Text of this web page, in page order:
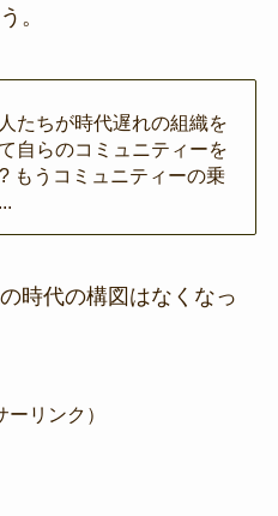
。
たちが時代遅れの組織を
自らのコミュニティーを
もうコミュニティーの乗
時代の構図はなくなっ
ーリンク）